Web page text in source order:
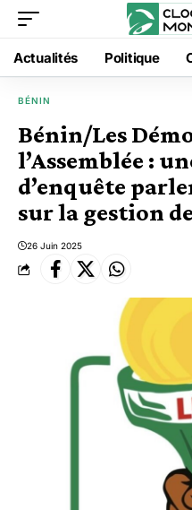
Actualités Politique
BÉNIN
Bénin/Les
l’Assemblée :
d’enquête
sur la gestion
26 Juin 2025